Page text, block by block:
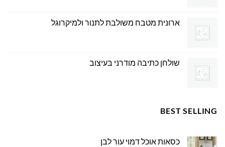
ארונית מטבח משולבת לתנור ולמיקרוגל
שולחן כתיבה מודרני בעיצוב
BEST SELLING
כסאות אוכל דמוי עור לבן